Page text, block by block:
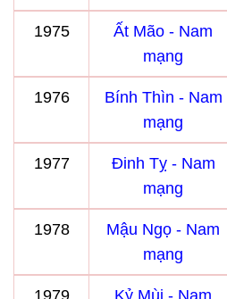
1975
Ất Mão - Nam
mạng
1976
Bính Thìn - Nam
mạng
1977
Đinh Tỵ - Nam
mạng
1978
Mậu Ngọ - Nam
mạng
1979
Kỷ Mùi - Nam